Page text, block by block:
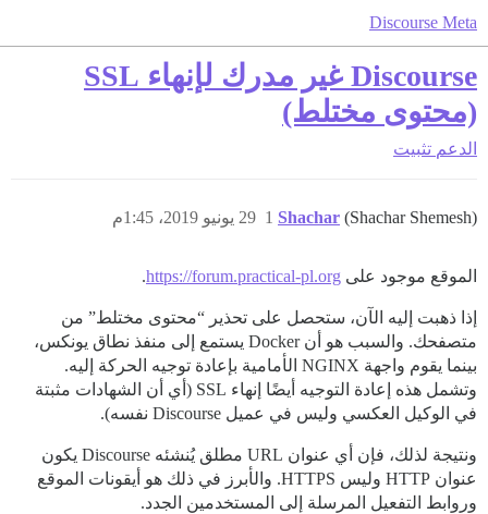
Discourse Meta
Discourse غير مدرك لإنهاء SSL
(محتوى مختلط)
الدعم تثبيت
Shachar (Shachar Shemesh) 29 يونيو 2019، 1:45م 1
الموقع موجود على https://forum.practical-pl.org
.
إذا ذهبت إليه الآن، ستحصل على تحذير “محتوى مختلط” من
متصفحك. والسبب هو أن Docker يستمع إلى منفذ نطاق يونكس،
بينما يقوم واجهة NGINX الأمامية بإعادة توجيه الحركة إليه.
وتشمل هذه إعادة التوجيه أيضًا إنهاء SSL (أي أن الشهادات مثبتة
في الوكيل العكسي وليس في عميل Discourse نفسه).
ونتيجة لذلك، فإن أي عنوان URL مطلق يُنشئه Discourse يكون
عنوان HTTP وليس HTTPS. والأبرز في ذلك هو أيقونات الموقع
وروابط التفعيل المرسلة إلى المستخدمين الجدد.